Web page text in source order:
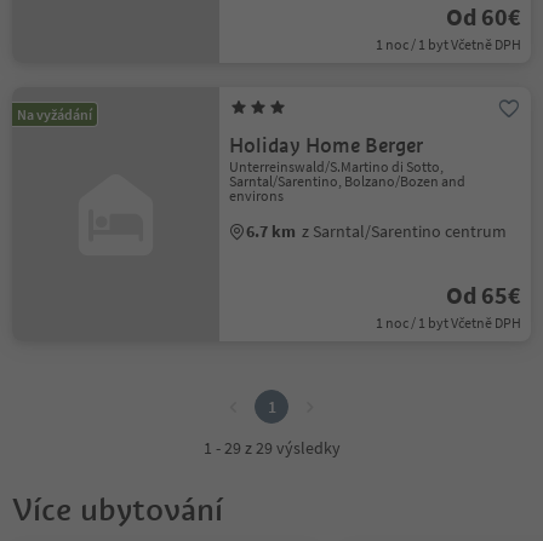
Od 60€
1 noc / 1 byt Včetně DPH
Na vyžádání
Holiday Home Berger
Unterreinswald/S.Martino di Sotto,
Sarntal/Sarentino, Bolzano/Bozen and
environs
6.7 km z Sarntal/Sarentino centrum
Od 65€
1 noc / 1 byt Včetně DPH
1
1 - 29 z 29 výsledky
Více ubytování